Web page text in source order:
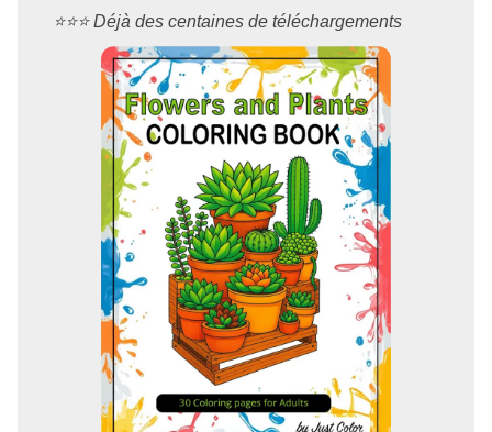
⭐️⭐️⭐️ Déjà des centaines de téléchargements